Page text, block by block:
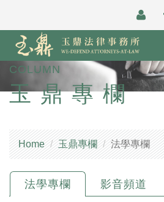
COLUMN
玉鼎專欄
Home 玉鼎專欄 法學專欄
法學專欄 影音頻道